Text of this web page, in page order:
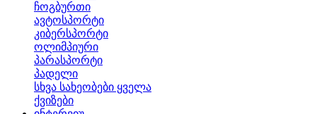
ჩოგბურთი
ავტოსპორტი
კიბერსპორტი
ოლიმპიური
პარასპორტი
პადელი
სხვა სახეობები ყველა
ქვიზები